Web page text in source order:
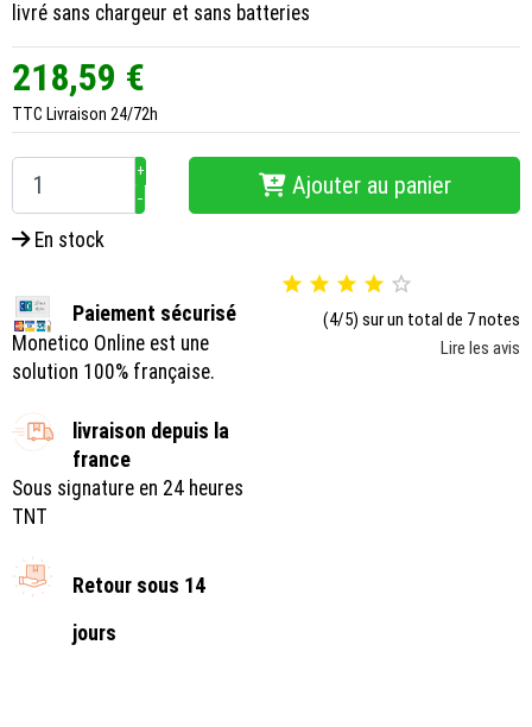
livré sans chargeur et sans batteries
218,59 €
TTC Livraison 24/72h
+
−
Ajouter au panier
En stock
Paiement sécurisé
Monetico Online est une
solution 100% française.
livraison depuis la
france
Sous signature en 24 heures
TNT
Retour sous 14
jours
    
(4/5) sur un total de 7 notes
Lire les avis